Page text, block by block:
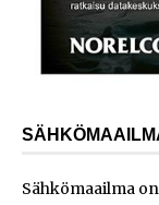
Sähkömaailma